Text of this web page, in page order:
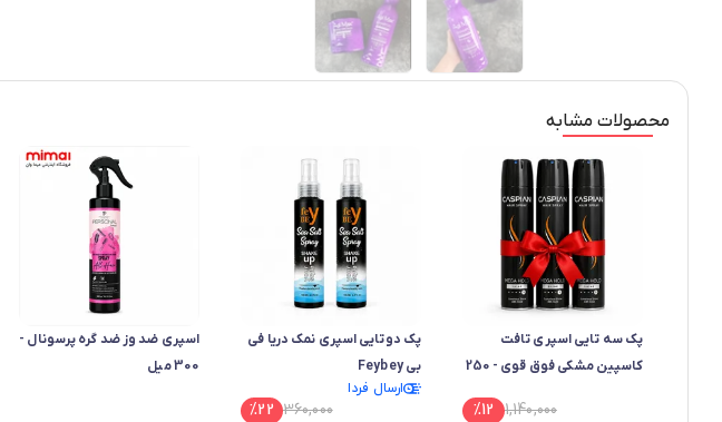
محصولات مشابه
پک سه تایی اسپری تافت
کاسپین مشکی فوق قوی - 250
1,140,000
%12
پک دوتایی اسپری نمک دریا فی
بی Feybey
ارسال فردا
360,000
%22
اسپری ضد وز ضد گره پرسونال -
300 میل